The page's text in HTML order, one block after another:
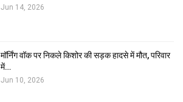
Jun 14, 2026
मॉर्निंग वॉक पर निकले किशोर की सड़क हादसे में मौत, परिवार
में…
Jun 10, 2026